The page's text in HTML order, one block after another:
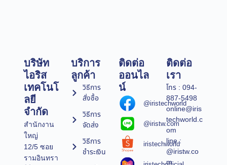
บริษัท
ไอริส
เทคโนโ
ลยี
จำกัด
สำนักงาน
ใหญ่
12/5 ซอย
รามอินทรา
บริการ
ลูกค้า
วิธีการ
สั่งซื้อ
วิธีการ
จัดส่ง
วิธีการ
ชำระเงิน
ติดต่อ
ออนไล
น์
@iristechworld
@iristw.com
iristechworld
ติดต่อ
เรา
โทร : 094-
887-5498
online@iris
techworld.c
om
line :
@iristw.co
m